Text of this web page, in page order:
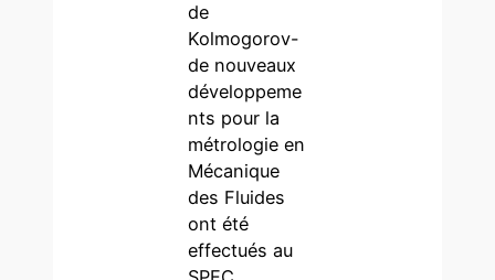
de
Kolmogorov-
de nouveaux
développeme
nts pour la
métrologie en
Mécanique
des Fluides
ont été
effectués au